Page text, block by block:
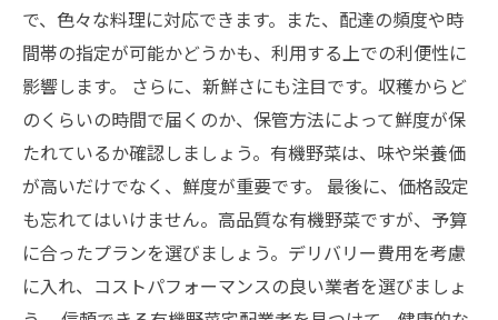
で、色々な料理に対応できます。また、配達の頻度や時
間帯の指定が可能かどうかも、利用する上での利便性に
影響します。 さらに、新鮮さにも注目です。収穫からど
のくらいの時間で届くのか、保管方法によって鮮度が保
たれているか確認しましょう。有機野菜は、味や栄養価
が高いだけでなく、鮮度が重要です。 最後に、価格設定
も忘れてはいけません。高品質な有機野菜ですが、予算
に合ったプランを選びましょう。デリバリー費用を考慮
に入れ、コストパフォーマンスの良い業者を選びましょ